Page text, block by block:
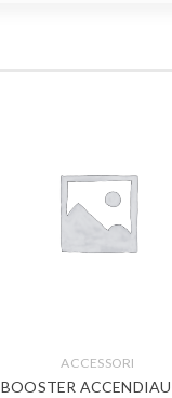
ACCESSORI
BOOSTER